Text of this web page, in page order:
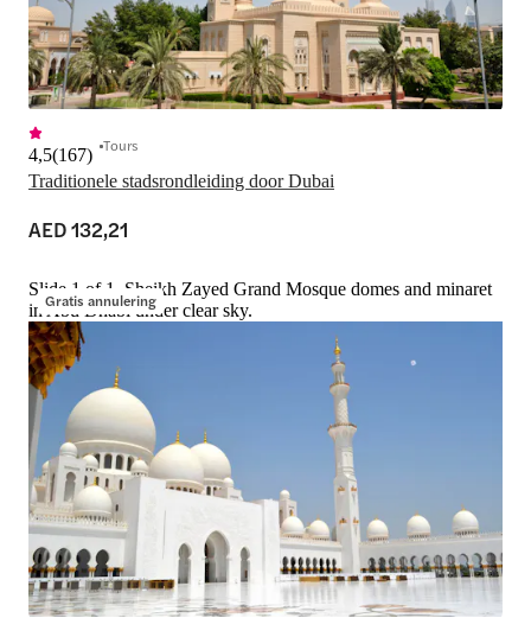
Traditionele stadsrondleiding door Dubai
4,5(167) Tours
AED 132,21
Gratis annulering
Slide 1 of 1, Sheikh Zayed Grand Mosque domes and minaret
in Abu Dhabi under clear sky.